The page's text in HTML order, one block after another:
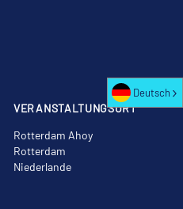
VERANSTALTUNGSORT
Rotterdam Ahoy
Rotterdam
Niederlande
Deutsch